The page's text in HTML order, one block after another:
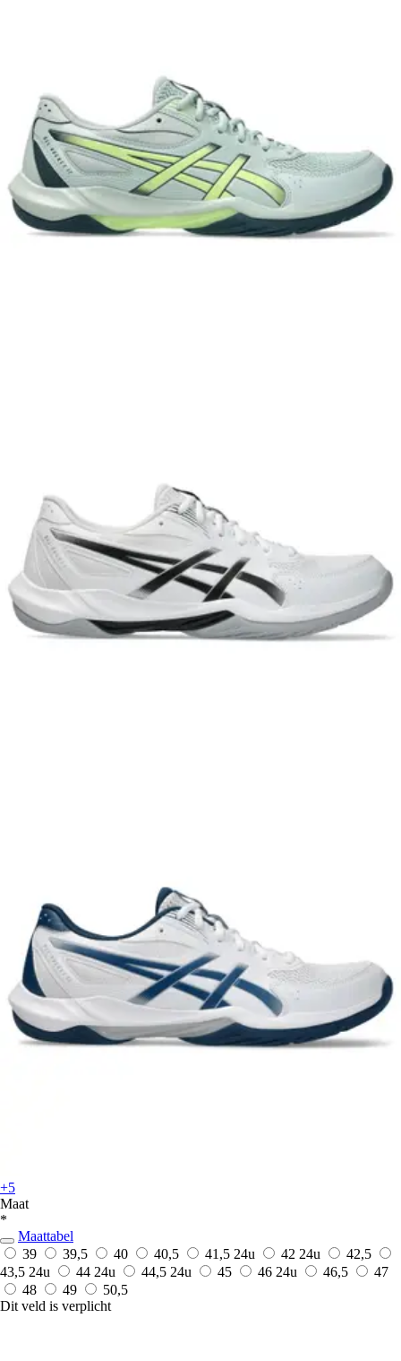
+5
Maat
*
Maattabel
39
39,5 40 40,5 41,5 24u 42 24u
42,5
43,5 24u 44 24u 44,5 24u 45 46 24u 46,5
47
48
49
50,5
Dit veld is verplicht